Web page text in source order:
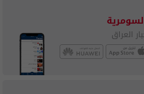
العراق